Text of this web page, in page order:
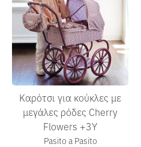
Καρότσι για κούκλες με
μεγάλες ρόδες Cherry
Flowers +3Υ
Pasito a Pasito